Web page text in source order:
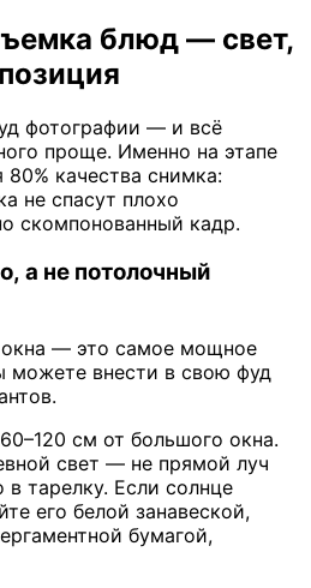
блюд — свет,
фотографии — и всё
проще. Именно на этапе
качества снимка:
не спасут плохо
скомпонованный кадр.
а не потолочный
окна — это самое мощное
можете внести в свою фуд
см от большого окна.
свет — не прямой луч
тарелку. Если солнце
его белой занавеской,
бумагой,